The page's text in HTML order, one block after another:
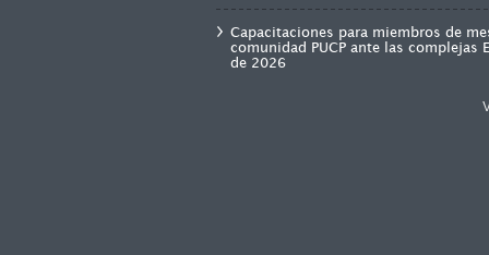
Capacitaciones para miembros de
comunidad PUCP ante las complejas
de 2026